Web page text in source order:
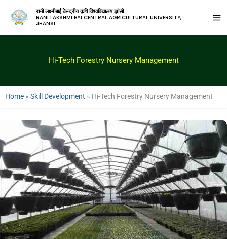
रानी लक्ष्मीबाई केन्द्रीय कृषि विश्वविद्यालय झांसी
RANI LAKSHMI BAI CENTRAL AGRICULTURAL UNIVERSITY,
JHANSI
Hi-Tech Forestry Nursery Management
Home » Skill Development » Hi-Tech Forestry Nursery Management